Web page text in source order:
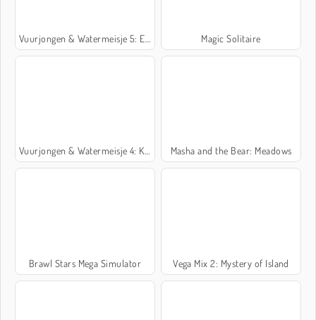
Vuurjongen & Watermeisje 5: Elementen Magic Solitaire
Vuurjongen & Watermeisje 4: Kristaltempel Masha and the Bear: Meadows
Brawl Stars Mega Simulator Vega Mix 2: Mystery of Island